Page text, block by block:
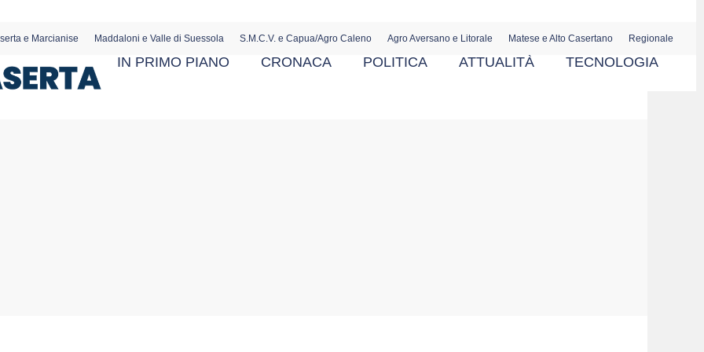
e Marcianise Maddaloni e Valle di Suessola S.M.C.V. e Capua/Agro Caleno Agro Aversano e Litorale Matese e Alto Casertano Regionale
IN PRIMO PIANO CRONACA POLITICA ATTUALITÀ TECNOLOGIA